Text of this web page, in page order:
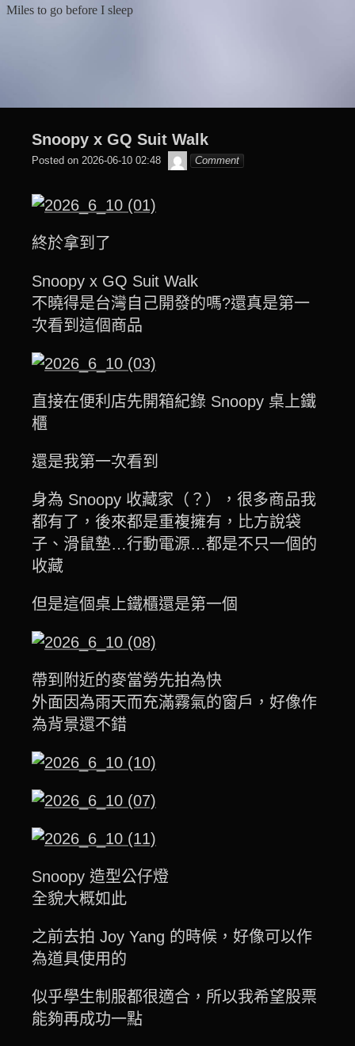
Miles to go before I sleep
Snoopy x GQ Suit Walk
Posted on 2026-06-10 02:48
๙
翔
Comment
終於拿到了
Snoopy x GQ Suit Walk
不曉得是台灣自己開發的嗎?還真是第一
次看到這個商品
直接在便利店先開箱紀錄 Snoopy 桌上鐵
櫃
還是我第一次看到
身為 Snoopy 收藏家（？），很多商品我
都有了，後來都是重複擁有，比方說袋
子、滑鼠墊…行動電源…都是不只一個的
收藏
但是這個桌上鐵櫃還是第一個
帶到附近的麥當勞先拍為快
外面因為雨天而充滿霧氣的窗戶，好像作
為背景還不錯
Snoopy 造型公仔燈
全貌大概如此
之前去拍 Joy Yang 的時候，好像可以作
為道具使用的
似乎學生制服都很適合，所以我希望股票
能夠再成功一點